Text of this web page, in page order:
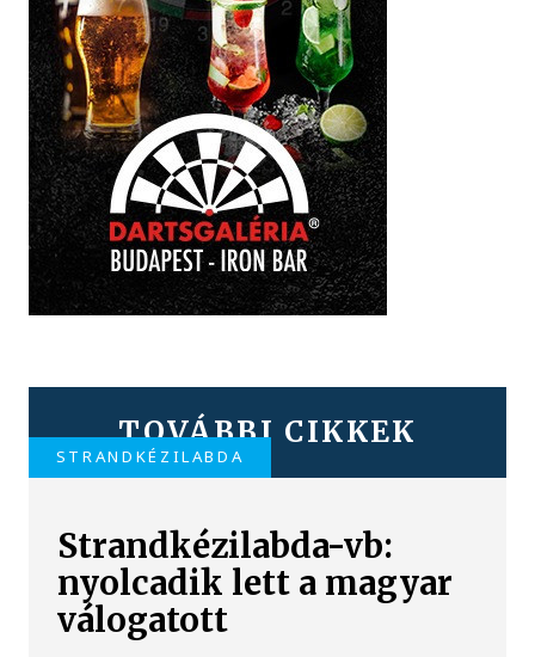
TOVÁBBI CIKKEK
STRANDKÉZILABDA
Strandkézilabda-vb:
nyolcadik lett a magyar
válogatott